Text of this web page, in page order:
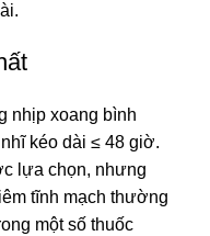
nhịp xoang bình
kéo dài ≤ 48 giờ.
lựa chọn, nhưng
tĩnh mạch thường
một số thuốc